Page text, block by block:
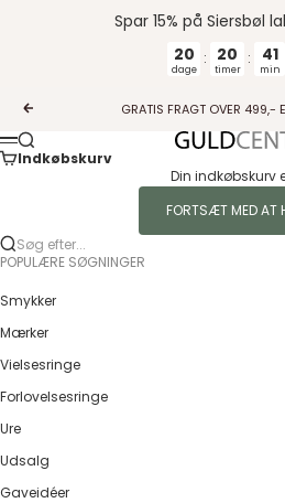
Forrige
GRATIS FRAGT OVER 499,-
Guldcenter
Menu
Søg
Indkøbskurv
Din indkøbskurv
FORTSÆT MED AT
Søg efter...
POPULÆRE SØGNINGER
Smykker
Mærker
Vielsesringe
Forlovelsesringe
Ure
Udsalg
Gaveidéer
Spar 15% på Siersbøl
20
dage
: 20
timer
: 41
min